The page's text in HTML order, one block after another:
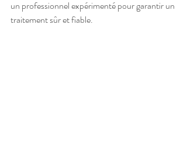
un professionnel expérimenté pour garantir un
traitement sûr et fiable.